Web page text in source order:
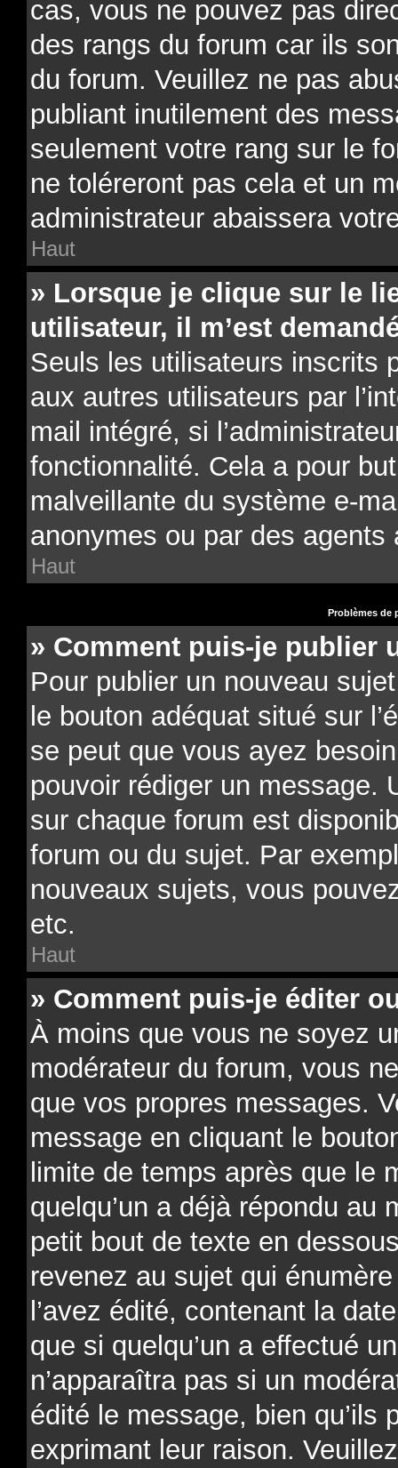
cas, vous ne pouvez pas
des rangs du forum car ils
du forum. Veuillez ne pas
publiant inutilement des
seulement votre rang sur le
ne toléreront pas cela et un
administrateur abaissera
Haut
» Lorsque je clique sur le
utilisateur, il m’est
Seuls les utilisateurs inscrits
aux autres utilisateurs par
mail intégré, si
fonctionnalité. Cela a pour
malveillante du système e-
anonymes ou par des agents
Haut
Problèmes de
» Comment puis-je publier
Pour publier un nouveau
le bouton adéquat situé sur
se peut que vous ayez
pouvoir rédiger un message.
sur chaque forum est
forum ou du sujet. Par
nouveaux sujets, vous
etc.
Haut
» Comment puis-je éditer
À moins que vous ne soyez
modérateur du forum, vous
que vos propres messages.
message en cliquant le
limite de temps après que le
quelqu’un a déjà répondu au
petit bout de texte en
revenez au sujet qui
l’avez édité, contenant la
que si quelqu’un a effectué
n’apparaîtra pas si un
édité le message, bien qu’ils
exprimant leur raison.